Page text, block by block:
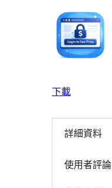
掛
下載
詳細資料
使用者評論